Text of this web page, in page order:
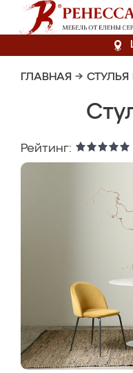
ГЛАВНАЯ → СТУЛЬЯ
Рейтинг: